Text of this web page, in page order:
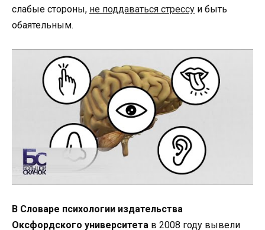
слабые стороны, не поддаваться стрессу и быть
обаятельным.
В Словаре психологии издательства
Оксфордского университета в 2008 году вывели